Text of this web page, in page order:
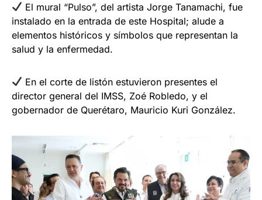
El mural “Pulso”, del artista Jorge Tanamachi, fue
instalado en la entrada de este Hospital; alude a
elementos históricos y símbolos que representan la
salud y la enfermedad.
En el corte de listón estuvieron presentes el
director general del IMSS, Zoé Robledo, y el
gobernador de Querétaro, Mauricio Kuri González.